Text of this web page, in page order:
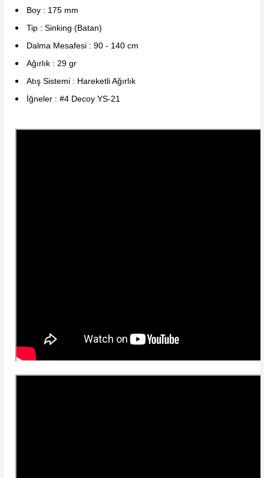
Boy : 175 mm
Tip : Sinking (Batan)
Dalma Mesafesi : 90 - 140 cm
Ağırlık : 29 gr
Atış Sistemi : Hareketli Ağırlık
İğneler : #4 Decoy YS-21